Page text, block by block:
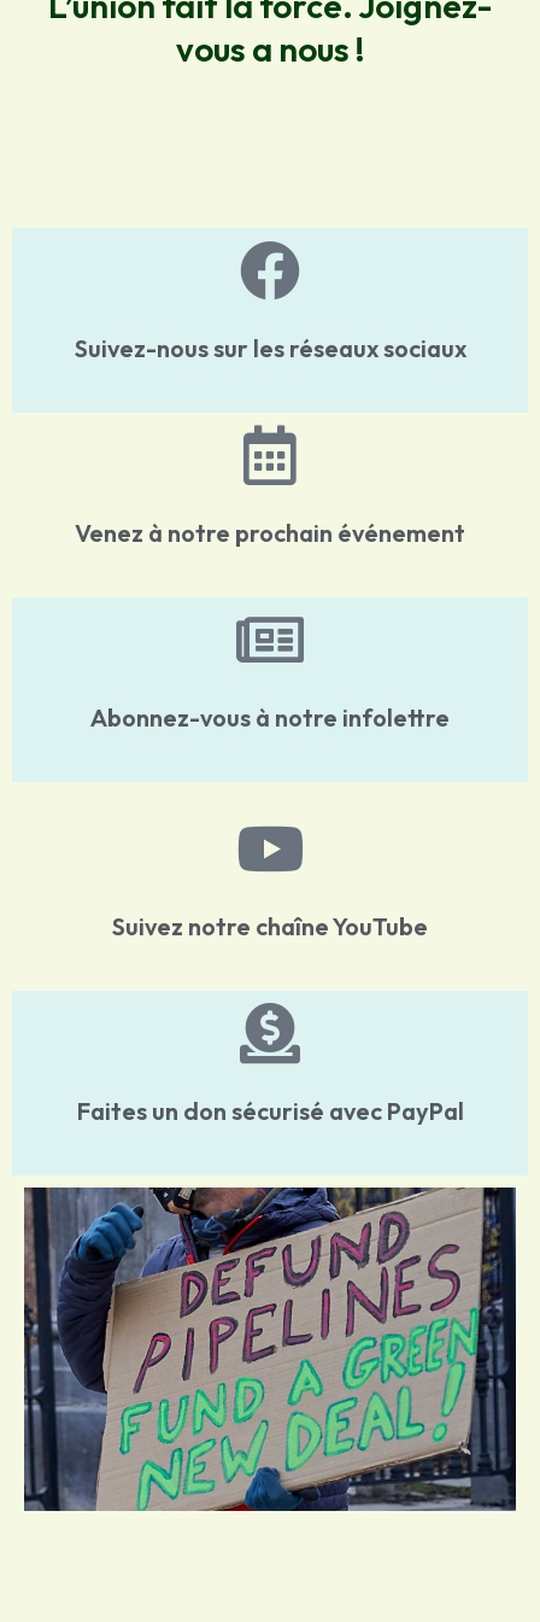
vous a nous !
Suivez-nous sur les réseaux sociaux
Venez à notre prochain événement
Abonnez-vous à notre infolettre
Suivez notre chaîne YouTube
Faites un don sécurisé avec PayPal